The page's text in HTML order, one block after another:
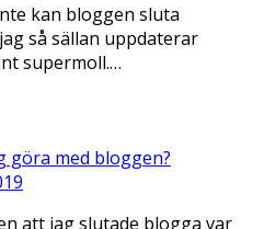
kan bloggen sluta
så sällan uppdaterar
supermoll.…
göra med bloggen?
att jag slutade blogga var